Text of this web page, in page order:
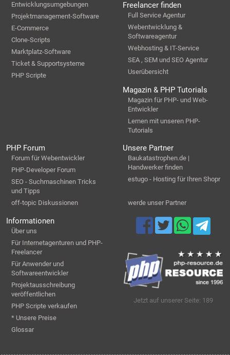
Entwicklungsumgebungen
Projektmanagement-Software
E-Commerce
Clone-Scripts
Marktplatz-Software
Ticket & Supportsysteme
PHP Scripte
Freelancer finden
Full Service Agentur
Webentwicklung &
Softwareagentur
Webhosting & IT-Service
SEA , SEM und SEO Agentur
Userübersicht
Magazin & PHP Tutorials
Magazin für PHP- und Web-
Entwickler
Lernen mit unseren PHP-
Tutorials
PHP Forum
Forum für Webentwickler
PHP-Developer Forum
SEO - Suchmaschinen Tricks
und Tipps
off-topic Diskussionen
Unsere Partner
Baukatastrophen.de |
Handwerker finden
estugo - Hosting für Ihren Shopr
werde unser Partner
Informationen
Über uns
Für Internetagenturen und PHP-
Freelancer
Für Anwender und
Softwareentwickler
Projektausschreibung
veröffentlichen
PHP Scripte verkaufen
* Unsere Preise
Glossar
Jetzt auf unserer Seite: 189